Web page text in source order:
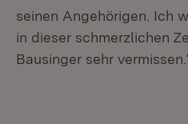
seinen Angehörigen. Ich
in dieser schmerzlichen
Bausinger sehr